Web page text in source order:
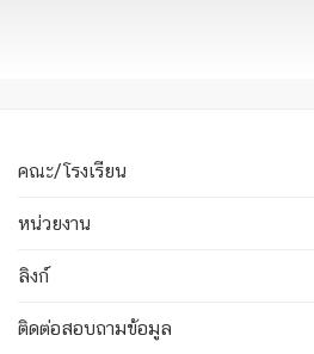
คณะ/โรงเรียน
หน่วยงาน
ลิงก์
ติดต่อสอบถามข้อมูล